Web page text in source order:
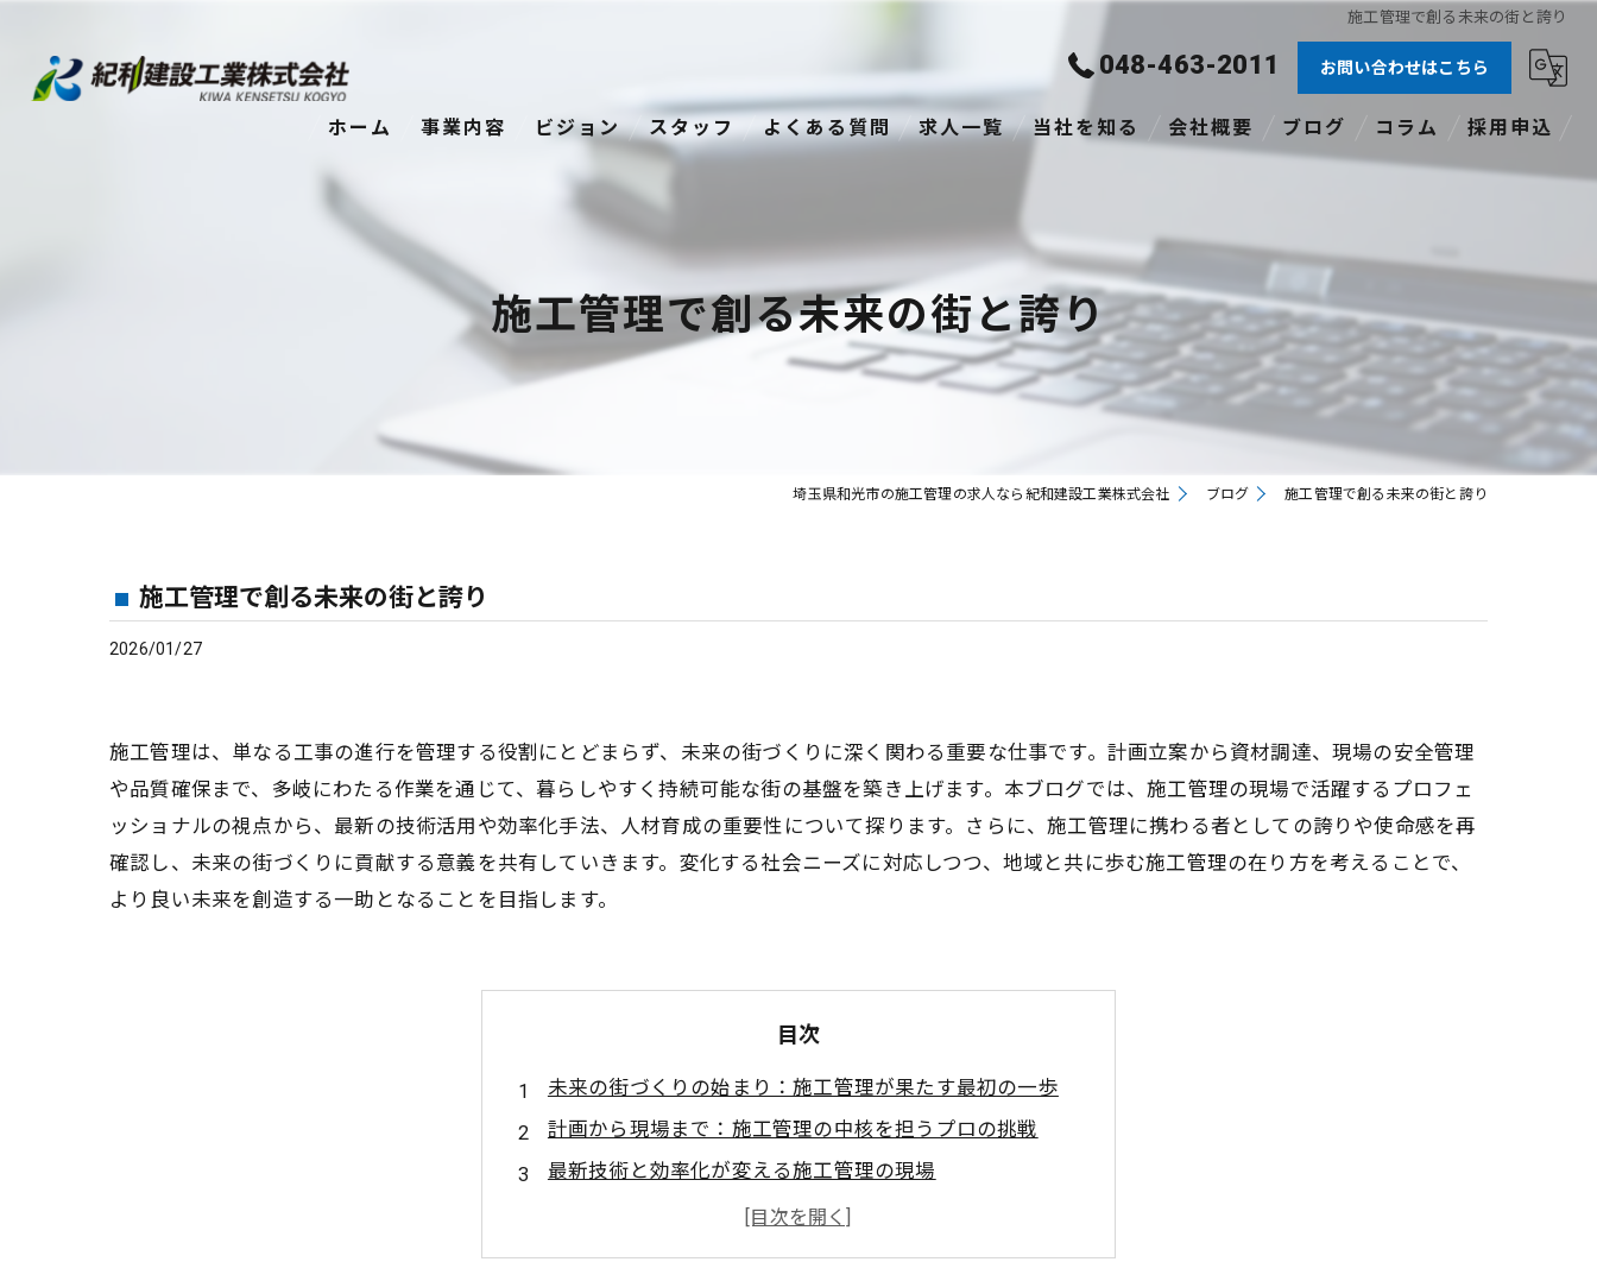
施工管理で創る未来の街と誇り
048-463-2011 お問い合わせはこちら
ホーム 事業内容 ビジョン スタッフ よくある質問 求人一覧 当社を知る
正社員
資格あり
転職
会社概要 ブログ コラム 採用申込
施工管理で創る未来の街と誇り
埼玉県和光市の施工管理の求人なら紀和建設工業株式会社 ブログ 施工管理で創る未来の街と誇り
施工管理で創る未来の街と誇り
2026/01/27
施工管理は、単なる工事の進行を管理する役割にとどまらず、未来の街づくりに深く関わる重要な仕事です。計画立案から資材調達、現場の安全管理
や品質確保まで、多岐にわたる作業を通じて、暮らしやすく持続可能な街の基盤を築き上げます。本ブログでは、施工管理の現場で活躍するプロフェ
ッショナルの視点から、最新の技術活用や効率化手法、人材育成の重要性について探ります。さらに、施工管理に携わる者としての誇りや使命感を再
確認し、未来の街づくりに貢献する意義を共有していきます。変化する社会ニーズに対応しつつ、地域と共に歩む施工管理の在り方を考えることで、
より良い未来を創造する一助となることを目指します。
目次
未来の街づくりの始まり：施工管理が果たす最初の一歩
計画から現場まで：施工管理の中核を担うプロの挑戦
最新技術と効率化が変える施工管理の現場
安全と品質を守る：施工管理の責任と使命感
地域と共に歩む施工管理が創る誇り高き未来の街